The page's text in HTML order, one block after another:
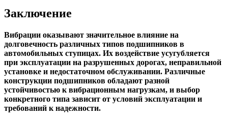
Заключение
Вибрации оказывают значительное влияние на
долговечность различных типов подшипников в
автомобильных ступицах. Их воздействие усугубляется
при эксплуатации на разрушенных дорогах, неправильной
установке и недостаточном обслуживании. Различные
конструкции подшипников обладают разной
устойчивостью к вибрационным нагрузкам, и выбор
конкретного типа зависит от условий эксплуатации и
требований к надежности.